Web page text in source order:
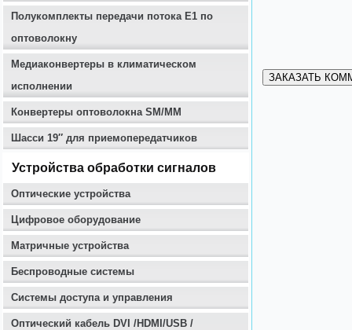
Полукомплекты передачи потока E1 по
оптоволокну
Медиаконвертеры в климатическом
исполнении
Конвертеры оптоволокна SM/MM
Шасси 19″ для приемопередатчиков
Устройства обработки сигналов
Оптические устройства
Цифровое оборудование
Матричные устройства
Беспроводные системы
Системы доступа и управления
Оптичеcкий кабель DVI /HDMI/USB /
ЗАКАЗАТЬ